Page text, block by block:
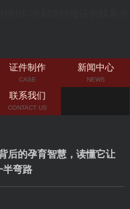
证件制作
CASE
新闻中心
NEWS
联系我们
CONTACT US
后的孕育智慧，读懂它让
半弯路